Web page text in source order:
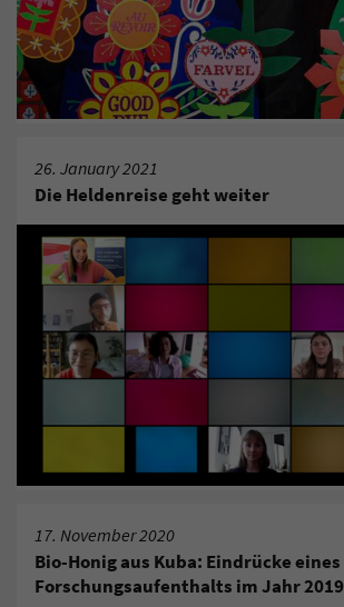
26. January 2021
Die Heldenreise geht weiter
17. November 2020
Bio-Honig aus Kuba: Eindrücke eines
Forschungsaufenthalts im Jahr 2019